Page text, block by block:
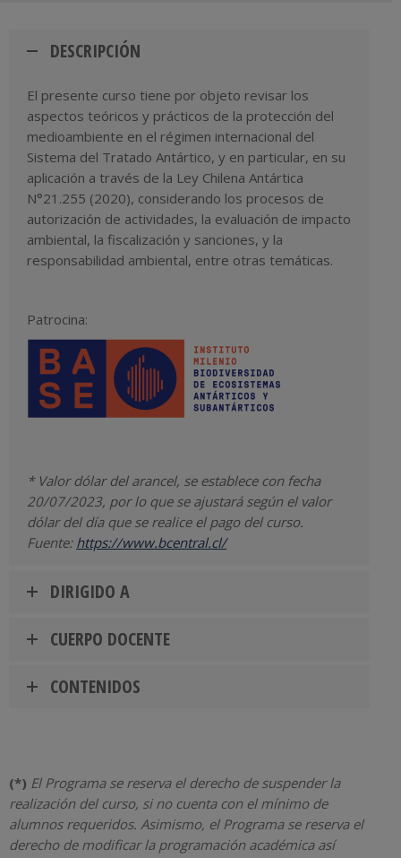
DESCRIPCIÓN
El presente curso tiene por objeto revisar los
aspectos teóricos y prácticos de la protección del
medioambiente en el régimen internacional del
Sistema del Tratado Antártico, y en particular, en su
aplicación a través de la Ley Chilena Antártica
N°21.255 (2020), considerando los procesos de
autorización de actividades, la evaluación de impacto
ambiental, la fiscalización y sanciones, y la
responsabilidad ambiental, entre otras temáticas.
Patrocina:
* Valor dólar del arancel, se establece con fecha
20/07/2023, por lo que se ajustará según el valor
dólar del día que se realice el pago del curso.
Fuente: https://www.bcentral.cl/
DIRIGIDO A
CUERPO DOCENTE
CONTENIDOS
(*) El Programa se reserva el derecho de suspender la
realización del curso, si no cuenta con el mínimo de
alumnos requeridos. Asimismo, el Programa se reserva el
derecho de modificar la programación académica así